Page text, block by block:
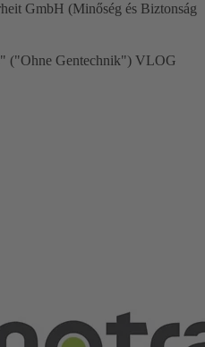
GmbH (Minőség és Biztonság
("Ohne Gentechnik") VLOG